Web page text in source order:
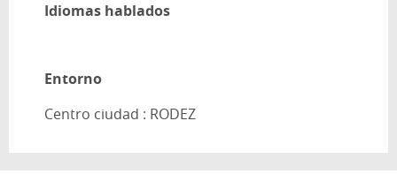
Idiomas hablados
Idiomas hablados
Entorno
Entorno
Centro ciudad : RODEZ